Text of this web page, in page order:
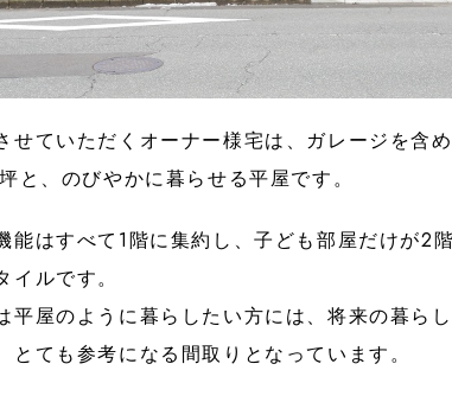
せていただくオーナー様宅は、ガレージを含め
と、のびやかに暮らせる平屋です。
能はすべて1階に集約し、子ども部屋だけが2
イルです。
平屋のように暮らしたい方には、将来の暮ら
とても参考になる間取りとなっています。